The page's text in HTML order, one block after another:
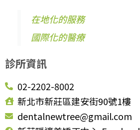
在地化的服務
國際化的醫療
診所資訊
02-2202-8002
新北市新莊區建安街90號1樓
dentalnewtree@gmail.com